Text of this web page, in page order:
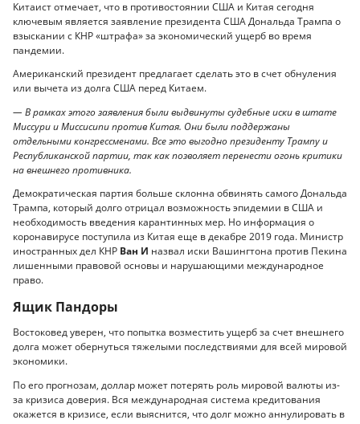
Китаист отмечает, что в противостоянии США и Китая сегодня
ключевым является заявление президента США Дональда Трампа о
взыскании с КНР «штрафа» за экономический ущерб во время
пандемии.
Американский президент предлагает сделать это в счет обнуления
или вычета из долга США перед Китаем.
— В рамках этого заявления были выдвинуты судебные иски в штате
Миссури и Миссисипи против Китая. Они были поддержаны
отдельными конгрессменами. Все это выгодно президенту Трампу и
Республиканской партии, так как позволяет перенести огонь критики
на внешнего противника.
Демократическая партия больше склонна обвинять самого Дональда
Трампа, который долго отрицал возможность эпидемии в США и
необходимость введения карантинных мер. Но информация о
коронавирусе поступила из Китая еще в декабре 2019 года. Министр
иностранных дел КНР Ван И назвал иски Вашингтона против Пекина
лишенными правовой основы и нарушающими международное
право.
Ящик Пандоры
Востоковед уверен, что попытка возместить ущерб за счет внешнего
долга может обернуться тяжелыми последствиями для всей мировой
экономики.
По его прогнозам, доллар может потерять роль мировой валюты из-
за кризиса доверия. Вся международная система кредитования
окажется в кризисе, если выяснится, что долг можно аннулировать в